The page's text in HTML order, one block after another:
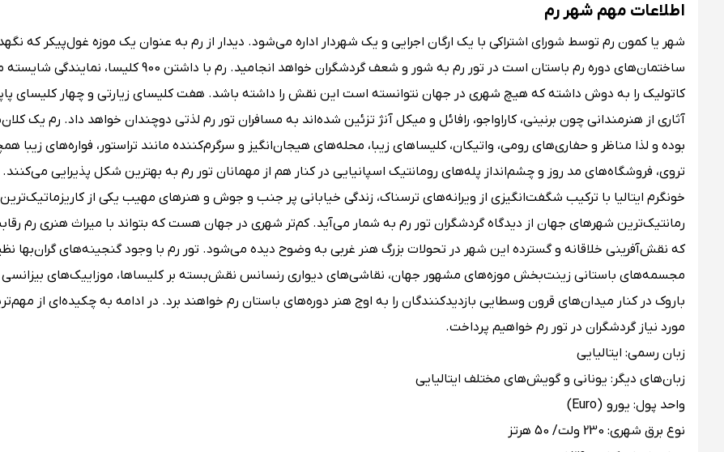
اطلاعات مهم شهر رم
شهر یا کمون رم توسط شورای اشتراکی با یک ارگان اجرایی و یک شهردار اداره می‌شود. دیدار از رم به عنوان یک موزه غول‌پیکر که
ساختمان‌های دوره رم باستان است در تور رم به شور و شعف گردشگران خواهد انجامید. رم با داشتن 900
کاتولیک را به دوش داشته که هیچ شهری در جهان نتوانسته است این نقش را داشته باشد. هفت کلیسای زیارتی و چهار کلیسای
آثاری از هنرمندانی چون برنینی، کاراواجو، رافائل و میکل آنژ تزئین شده‌اند به مسافران تور رم لذتی دوچندان خواهد داد. رم یک
بوده و لذا مناظر و حفاری‌های رومی، واتیکان، کلیساهای زیبا، محله‌های هیجان‌انگیز و سرگرم‌کننده مانند تراستور، فواره‌های زیبا
تروی، فروشگاه‌های مد روز و چشم‌انداز پله‌های رومانتیک اسپانیایی در کنار هم از مهمانان تور رم به بهترین شکل پذیرایی می‌کنند.
خونگرم ایتالیا با ترکیب شگفت‌انگیزی از ویرانه‌های ترسناک، زندگی خیابانی پر جنب و جوش و هنرهای مهیب یکی از
رمانتیک‌ترین شهرهای جهان از دیدگاه گردشگران تور رم به شمار می‌آید. کم‌تر شهری در جهان هست که بتواند با میراث هنری رم
که نقش‌آفرینی خلاقانه و گسترده این شهر در تحولات بزرگ هنر غربی به وضوح دیده می‌شود. تور رم با وجود گنجینه‌های گران‌بها
مجسمه‌های باستانی زینت‌بخش موزه‌های مشهور جهان، نقاشی‌های دیواری رنسانس نقش‌بسته بر کلیساها، موزاییک‌های بیزانسی
باروک در کنار میدان‌های قرون وسطایی بازدیدکنندگان را به اوج هنر دوره‌های باستان رم خواهند برد. در ادامه به چکیده‌ای از
مورد نیاز گردشگران در تور رم خواهیم پرداخت.
زبان رسمی: ایتالیایی
زبان‌های دیگر: یونانی و گویش‌های مختلف ایتالیایی
واحد پول: یورو (Euro)
نوع برق شهری: 230 ولت/ 50 هرتز